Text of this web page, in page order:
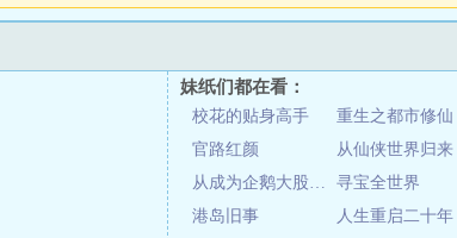
妹纸们都在看：
校花的贴身高手
重生之都市修仙
官路红颜
从仙侠世界归来
从成为企鹅大股东打造娱乐帝国
寻宝全世界
港岛旧事
人生重启二十年